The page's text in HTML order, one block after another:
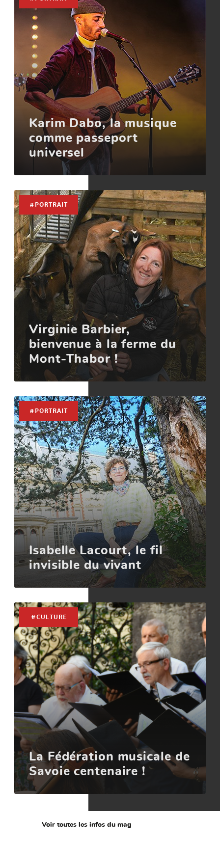
Karim Dabo, la musique
comme passeport
universel
#PORTRAIT
Virginie Barbier,
bienvenue à la ferme du
Mont-Thabor !
#PORTRAIT
Isabelle Lacourt, le fil
invisible du vivant
#CULTURE
La Fédération musicale de
Savoie centenaire !
Voir toutes les infos du mag